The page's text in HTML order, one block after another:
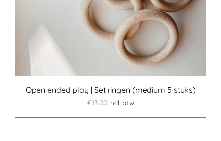
Open ended play | Set ringen (medium 5 stuks)
€13.00 incl. btw